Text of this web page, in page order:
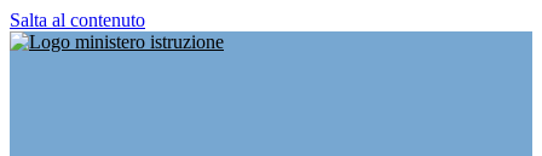
Salta al contenuto